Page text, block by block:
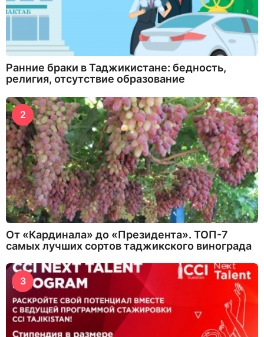
Ранние браки в Таджикистане: бедность,
религия, отсутствие образование
2
От «Кардинала» до «Президента». ТОП-7
самых лучших сортов таджикского винограда
3